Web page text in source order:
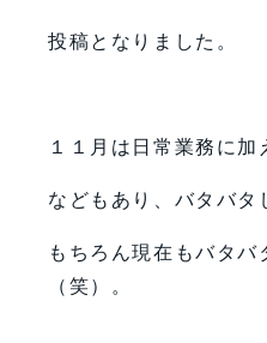
投稿となりました。
１１月は日常業務に
などもあり、バタバタ
もちろん現在もバタバ
（笑）。